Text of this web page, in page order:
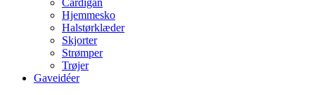
Cardigan
Hjemmesko
Halstørklæder
Skjorter
Strømper
Trøjer
Gaveidéer